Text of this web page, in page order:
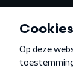
Gemist